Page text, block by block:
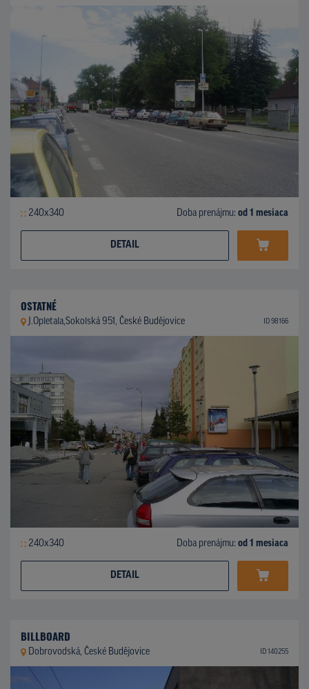
240x340 Doba prenájmu: od 1 mesiaca
DETAIL
OSTATNÉ
J.Opletala,Sokolská 951, České Budějovice ID 98166
240x340 Doba prenájmu: od 1 mesiaca
DETAIL
BILLBOARD
Dobrovodská, České Budějovice ID 140255